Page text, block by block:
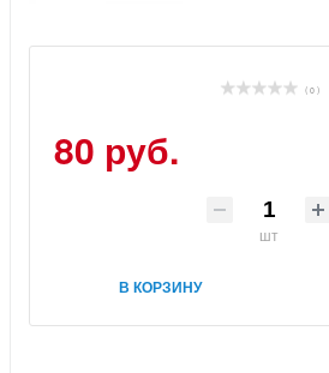
( 0 )
80 руб.
шт
В КОРЗИНУ